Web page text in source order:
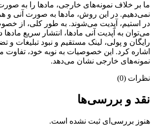
ما بر خلاف نمونه‌های خارجی، مادها را به
نمی‌دهیم. در این روش، مادها به صورت آنی و
در استیم، آپدیت می‌شوند. به طور کلی، از
می‌‌توان به آپدیت آنی مادها، انتشار سریع
رایگان و پولی، لینک مستقیم و نبود تبلیغات و
اشاره کرد. این خصوصیات به نوبه خود، تفاوت
نمونه‌های خارجی نشان می‌دهد.
نظرات (0)
نقد و بررسی‌ها
هنوز بررسی‌ای ثبت نشده است.